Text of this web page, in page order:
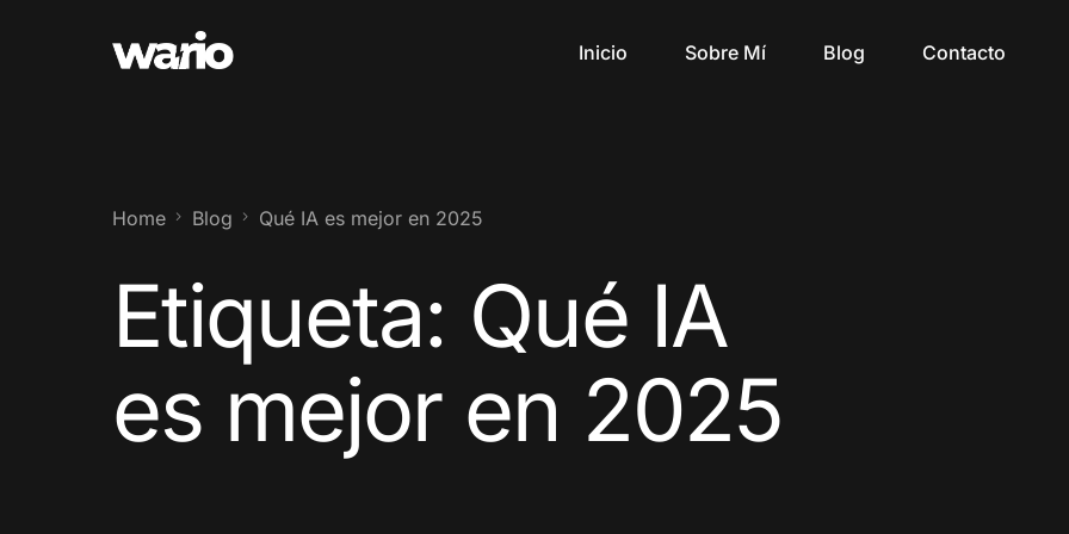
Inicio Sobre Mí Blog Contacto
Home Blog Qué IA es mejor en 2025
Etiqueta: Qué IA
es mejor en 2025